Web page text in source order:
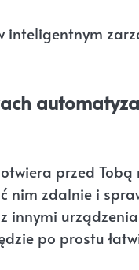
inteligentnym
przed Tobą
nim zdalnie i
innymi
po prostu